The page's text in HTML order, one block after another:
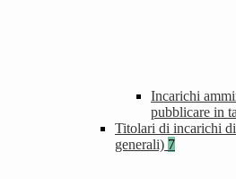
Incarichi
pubblicare in
Titolari di incarichi
generali) 7